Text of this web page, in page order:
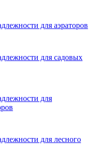
для аэраторов
для садовых
для
для лесного